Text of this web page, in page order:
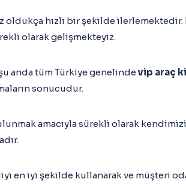
oldukça hızlı bir şekilde
olarak gelişmekteyiz.
anda tüm Türkiye genelinde vip araç
sonucudur.
amacıyla sürekli olarak
iyi şekilde kullanarak ve müşteri